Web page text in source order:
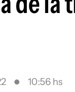
10:56 hs